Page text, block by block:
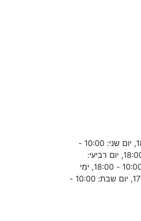
יום ראשון: 10:00 - 18:00, יום שני: 10:00 -
18:00, יום שלישי: 10:00 - 18:00, יום רביעי:
10:00 - 18:00, יום חמישי: 10:00 - 18:00, ימי
שישי וערבי חג: 10:00 - 17:00, יום שבת: 10:00 -